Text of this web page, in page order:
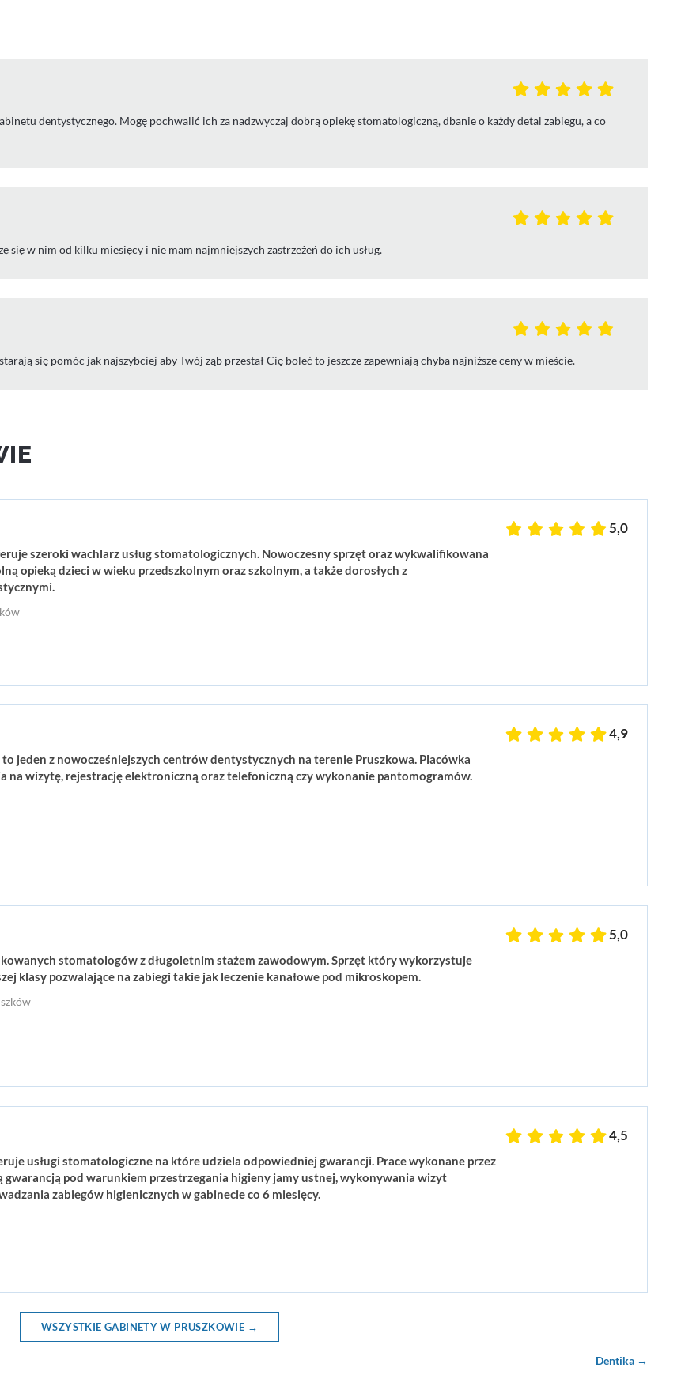
dentystycznego. Mogę pochwalić ich za nadzwyczaj dobrą opiekę stomatologiczną, dbanie o każdy detal zabiegu, a co
się w nim od kilku miesięcy i nie mam najmniejszych zastrzeżeń do ich usług.
się pomóc jak najszybciej aby Twój ząb przestał Cię boleć to jeszcze zapewniają chyba najniższe ceny w mieście.
szeroki wachlarz usług stomatologicznych. Nowoczesny sprzęt oraz wykwalifikowana
opieką dzieci w wieku przedszkolnym oraz szkolnym, a także dorosłych z
5,0
jeden z nowocześniejszych centrów dentystycznych na terenie Pruszkowa. Placówka
wizytę, rejestrację elektroniczną oraz telefoniczną czy wykonanie pantomogramów.
4,9
stomatologów z długoletnim stażem zawodowym. Sprzęt który wykorzystuje
klasy pozwalające na zabiegi takie jak leczenie kanałowe pod mikroskopem.
5,0
usługi stomatologiczne na które udziela odpowiedniej gwarancji. Prace wykonane przez
pod warunkiem przestrzegania higieny jamy ustnej, wykonywania wizyt
zabiegów higienicznych w gabinecie co 6 miesięcy.
4,5
WSZYSTKIE GABINETY W PRUSZKOWIE →
Dentika →